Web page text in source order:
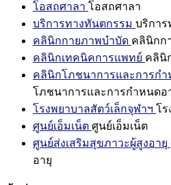
โอสถศาลา โอสถศาลา
บริการทางทันตกรรม บริการ
คลินิกกายภาพบำบัด คลินิกก
คลินิกเทคนิคการแพทย์ คลินิ
คลินิกโภชนาการและการกำ
โภชนาการและการกำหนดอ
โรงพยาบาลสัตว์เล็กจุฬาฯ โร
ศูนย์เอ็มเน็ต ศูนย์เอ็มเน็ต
ศูนย์ส่งเสริมสุขภาวะผู้สูงอายุ
อายุ